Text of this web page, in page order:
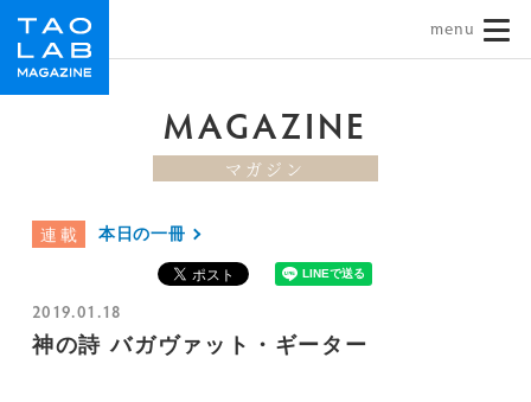
MAGAZINE
マガジン
連載 本日の一冊
2019.01.18
神の詩 バガヴァット・ギーター